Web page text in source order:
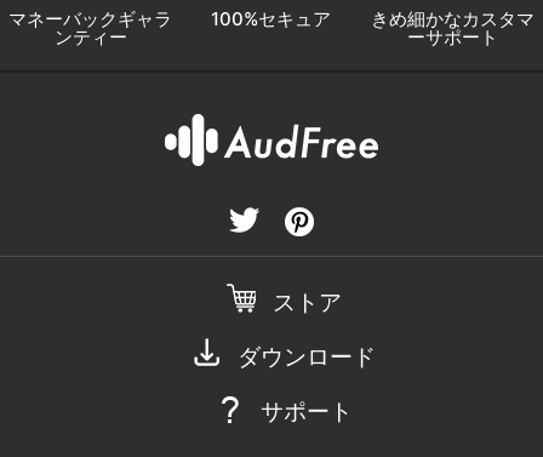
マネーバックギャラ
ンティー
100%セキュア きめ細かなカスタマ
ーサポート
ストア
ダウンロード
サポート